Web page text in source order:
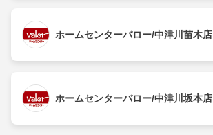
ホームセンターバロー/中津川苗木店
ホームセンターバロー/中津川坂本店